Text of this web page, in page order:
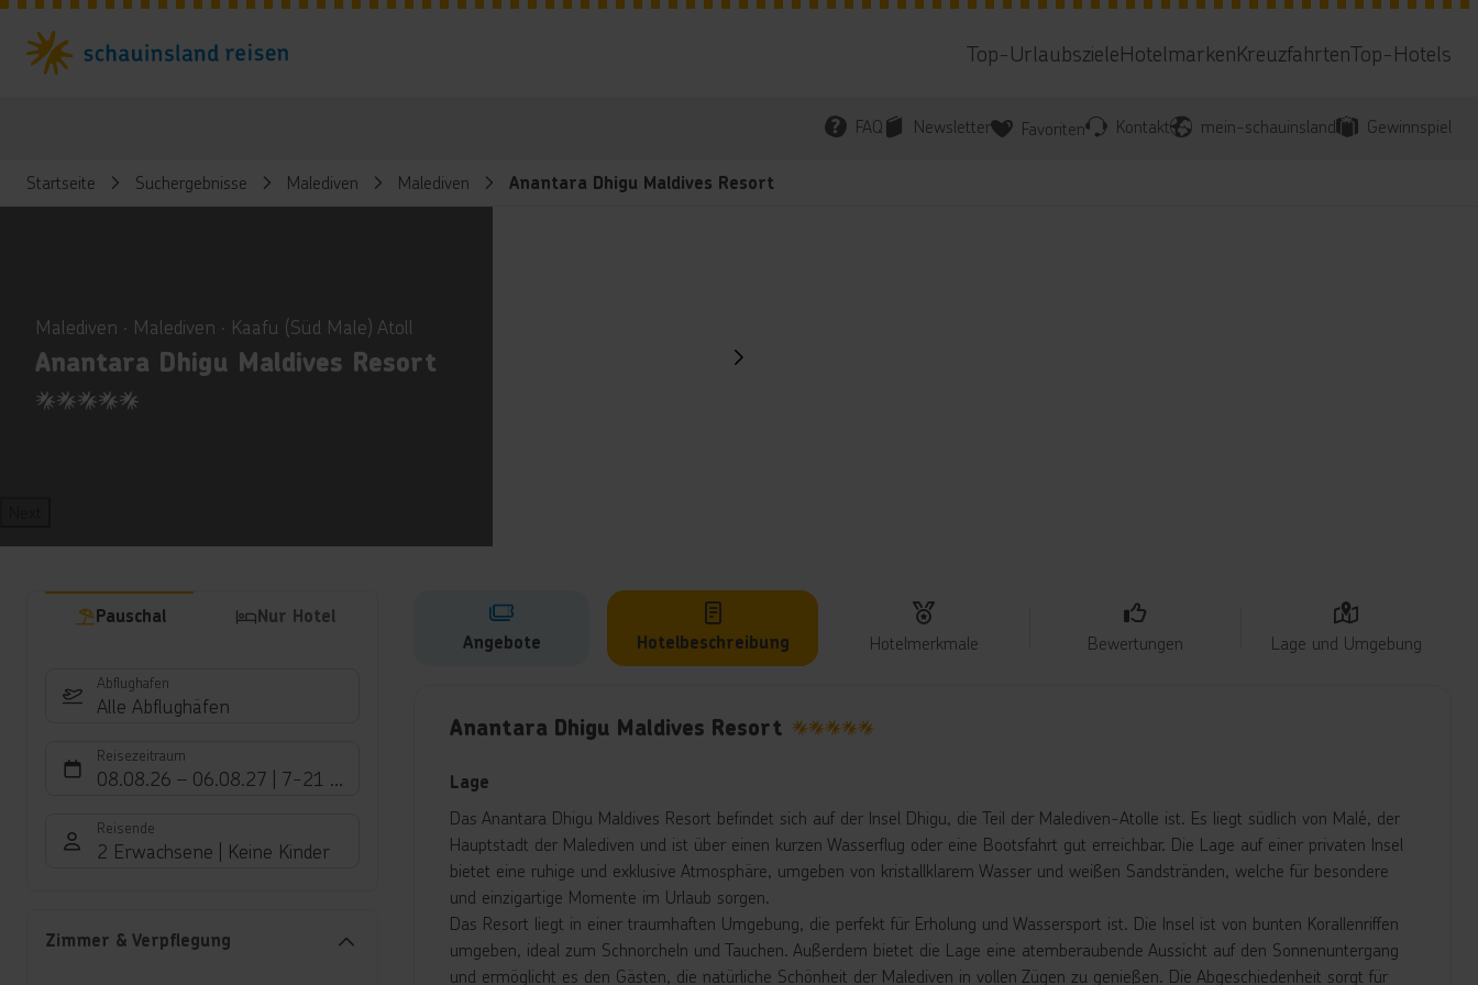
Top-UrlaubszieleHotelmarkenKreuzfahrtenTop-Hotels
FAQ Newsletter Favoriten Kontakt mein-schauinsland Gewinnspiel
Startseite Suchergebnisse Malediven Malediven Anantara Dhigu Maldives Resort
Malediven ∙ Malediven ∙ Kaafu (Süd Male) Atoll
Anantara Dhigu Maldives Resort
5
Pauschal Nur Hotel
Abflughafen
Alle Abflughäfen
Reisezeitraum
08.08.26 – 06.08.27 7-21 Nächte
Reisende
2 Erwachsene Keine Kinder
Zimmer & Verpflegung
Angebote Hotelbeschreibung Hotelmerkmale Bewertungen Lage und Umgebung
Anantara Dhigu Maldives Resort
Lage
Das Anantara Dhigu Maldives Resort befindet sich auf der Insel Dhigu, die Teil der Malediven-Atolle ist. Es liegt südlich von Malé, der
Hauptstadt der Malediven und ist über einen kurzen Wasserflug oder eine Bootsfahrt gut erreichbar. Die Lage auf einer privaten Insel
bietet eine ruhige und exklusive Atmosphäre, umgeben von kristallklarem Wasser und weißen Sandstränden, welche für besondere
und einzigartige Momente im Urlaub sorgen.
Das Resort liegt in einer traumhaften Umgebung, die perfekt für Erholung und Wassersport ist. Die Insel ist von bunten Korallenriffen
umgeben, ideal zum Schnorcheln und Tauchen. Außerdem bietet die Lage eine atemberaubende Aussicht auf den Sonnenuntergang
und ermöglicht es den Gästen, die natürliche Schönheit der Malediven in vollen Zügen zu genießen. Die Abgeschiedenheit sorgt für